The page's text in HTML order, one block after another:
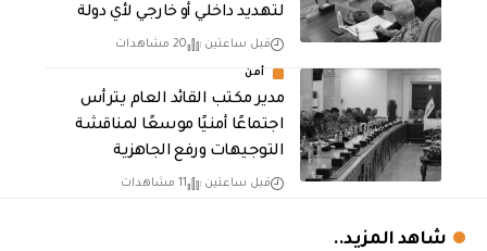
لتهديد داخلي أو خارجي لأي دولة
قبل ساعتين 20 مشاهدات
أمن
مدير مكتب القائد العام يترأس
اجتماعًا أمنيًا موسعًا لمناقشة
التوجيهات ورفع الجاهزية
قبل ساعتين 11 مشاهدات
شاهد المزيد..